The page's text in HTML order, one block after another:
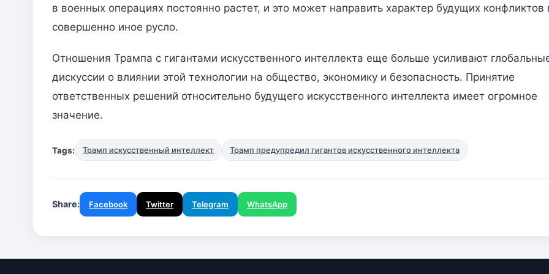
в военных операциях постоянно растет, и это может направить характер будущих конфликтов
совершенно иное русло.
Отношения Трампа с гигантами искусственного интеллекта еще больше усиливают
дискуссии о влиянии этой технологии на общество, экономику и безопасность. Принятие
ответственных решений относительно будущего искусственного интеллекта имеет огромное
значение.
Tags: Трамп искусственный интеллект Трамп предупредил гигантов искусственного интеллекта
Share: Facebook Twitter Telegram WhatsApp